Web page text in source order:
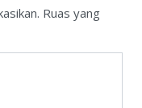
Ruas yang